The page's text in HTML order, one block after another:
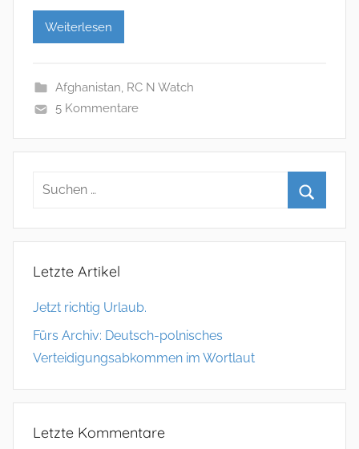
Weiterlesen
Afghanistan, RC N Watch
5 Kommentare
Letzte Artikel
Jetzt richtig Urlaub.
Fürs Archiv: Deutsch-polnisches
Verteidigungsabkommen im Wortlaut
Letzte Kommentare